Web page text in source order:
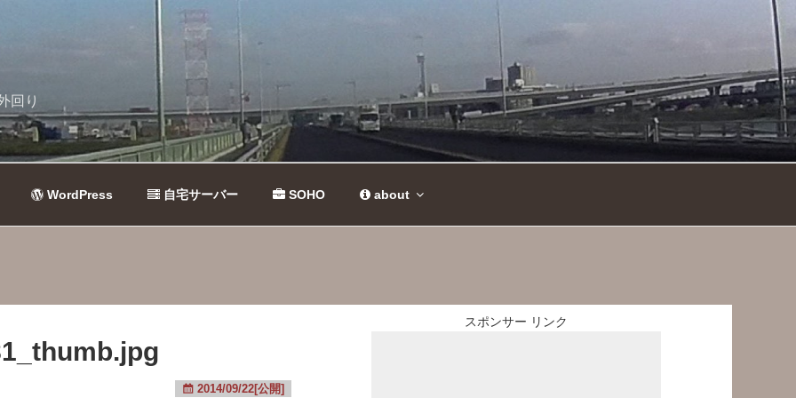
回り
WordPress 自宅サーバー SOHO about
2014/09/22[公開]
スポンサー リンク